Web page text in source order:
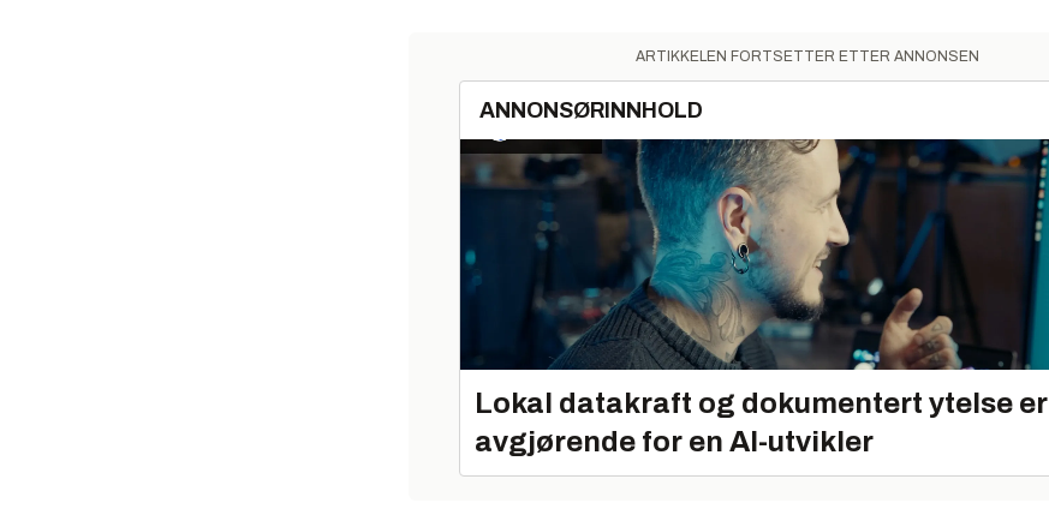
ARTIKKELEN FORTSETTER ETTER ANNONSEN
ANNONSØRINNHOLD
Lokal datakraft og dokumentert ytelse er
avgjørende for en AI-utvikler